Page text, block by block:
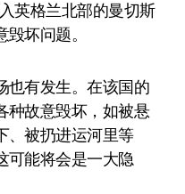
英格兰北部的曼切斯
坏问题。
也有发生。在该国的
种故意毁坏，如被悬
、被扔进运河里等
可能将会是一大隐